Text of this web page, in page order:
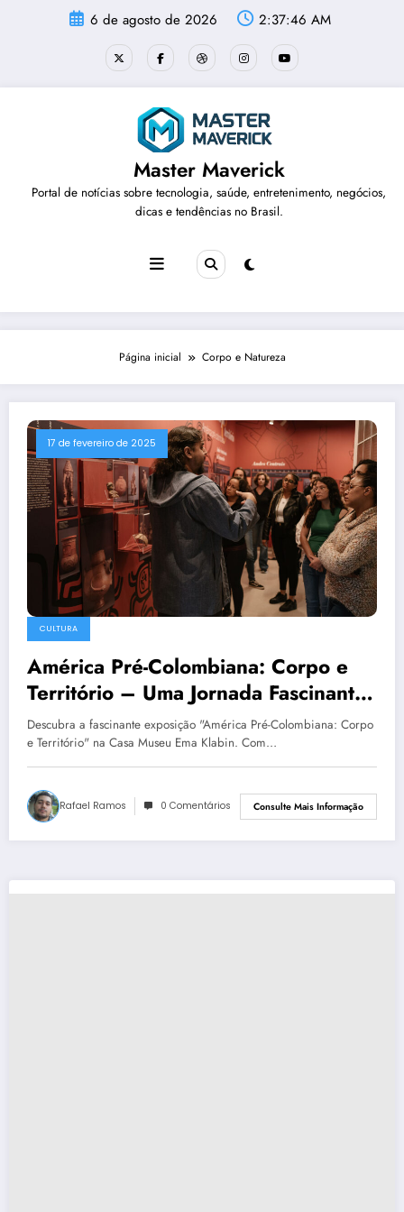
6 de agosto de 2026 2:37:46 AM
Master Maverick
Portal de notícias sobre tecnologia, saúde, entretenimento, negócios,
dicas e tendências no Brasil.
Página inicial Corpo e Natureza
17 de fevereiro de 2025
CULTURA
América Pré-Colombiana: Corpo e
Território – Uma Jornada Fascinante
pelo Passado
Descubra a fascinante exposição "América Pré-Colombiana: Corpo
e Território" na Casa Museu Ema Klabin. Com…
Rafael Ramos 0 Comentários Consulte Mais Informação